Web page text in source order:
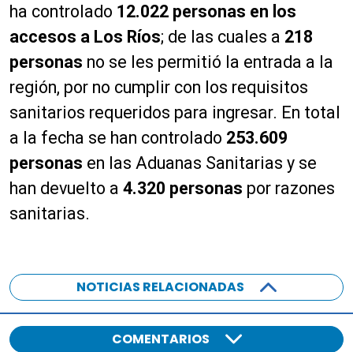
ha controlado 12.022 personas en los
accesos a Los Ríos; de las cuales a 218
personas no se les permitió la entrada a la
región, por no cumplir con los requisitos
sanitarios requeridos para ingresar. En total
a la fecha se han controlado 253.609
personas en las Aduanas Sanitarias y se
han devuelto a 4.320 personas por razones
sanitarias.
NOTICIAS RELACIONADAS
COMENTARIOS